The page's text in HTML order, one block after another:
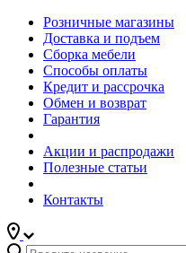
Розничные магазины
Доставка и подъем
Сборка мебели
Способы оплаты
Кредит и рассрочка
Обмен и возврат
Гарантия
Акции и распродажи
Полезные статьи
Контакты